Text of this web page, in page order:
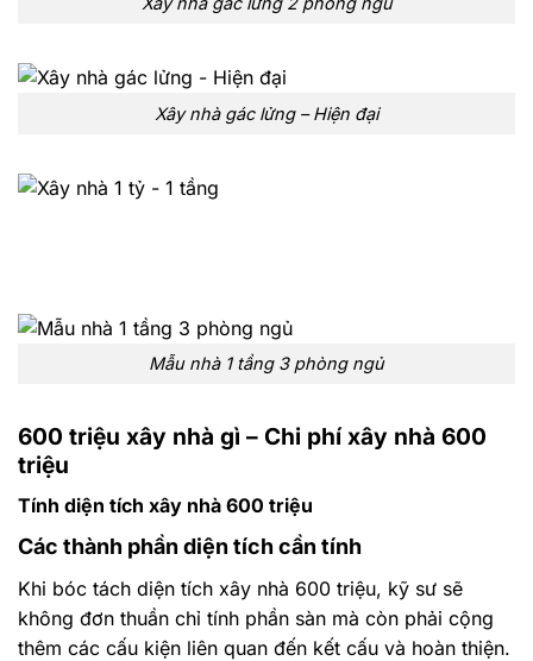
Xây nhà gác lửng – Hiện đại
Mẫu nhà 1 tầng 3 phòng ngủ
600 triệu xây nhà gì – Chi phí xây nhà 600
triệu
Tính diện tích xây nhà 600 triệu
Các thành phần diện tích cần tính
Khi bóc tách diện tích xây nhà 600 triệu, kỹ sư sẽ
không đơn thuần chỉ tính phần sàn mà còn phải cộng
thêm các cấu kiện liên quan đến kết cấu và hoàn thiện.